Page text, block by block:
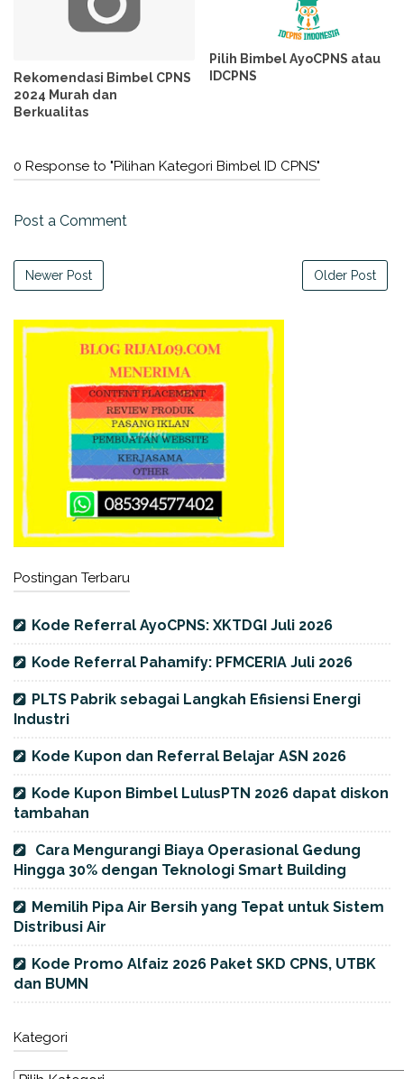
Rekomendasi Bimbel CPNS
2024 Murah dan
Berkualitas
Pilih Bimbel AyoCPNS atau
IDCPNS
0 Response to "Pilihan Kategori Bimbel ID CPNS"
Post a Comment
Newer Post Older Post
Postingan Terbaru
Kode Referral AyoCPNS: XKTDGI Juli 2026
Kode Referral Pahamify: PFMCERIA Juli 2026
PLTS Pabrik sebagai Langkah Efisiensi Energi
Industri
Kode Kupon dan Referral Belajar ASN 2026
Kode Kupon Bimbel LulusPTN 2026 dapat diskon
tambahan
Cara Mengurangi Biaya Operasional Gedung
Hingga 30% dengan Teknologi Smart Building
Memilih Pipa Air Bersih yang Tepat untuk Sistem
Distribusi Air
Kode Promo Alfaiz 2026 Paket SKD CPNS, UTBK
dan BUMN
Kategori